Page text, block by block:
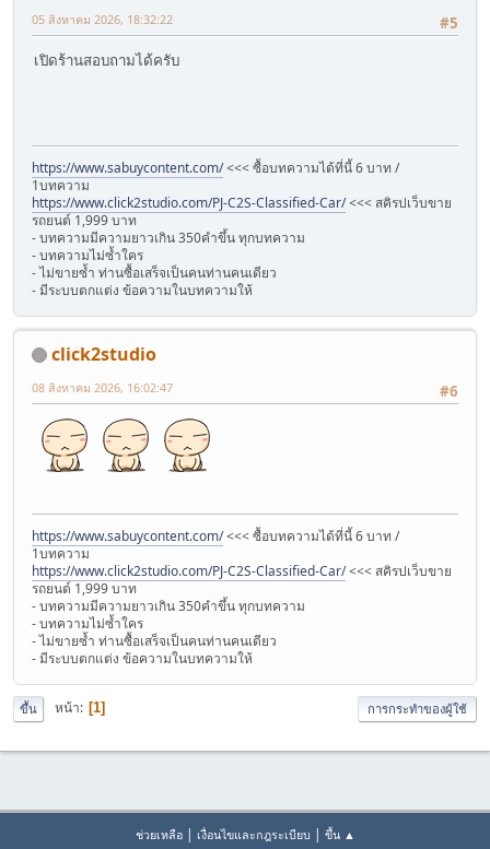
#5
05 สิงหาคม 2026, 18:32:22
เปิดร้านสอบถามได้ครับ
https://www.sabuycontent.com/<<< ซื้อบทความได้ที่นี้ 6 บาท /
1บทความ
https://www.click2studio.com/PJ-C2S-Classified-Car/<<< สคิรปเว็บขาย
รถยนต์ 1,999 บาท
- บทความมีความยาวเกิน 350คำขึ้น ทุกบทความ
- บทความไม่ซ้ำใคร
- ไม่ขายซ้ำ ท่านซื้อเสร็จเป็นคนท่านคนเดียว
- มีระบบตกแต่ง ข้อความในบทความให้
click2studio
#6
08 สิงหาคม 2026, 16:02:47
https://www.sabuycontent.com/<<< ซื้อบทความได้ที่นี้ 6 บาท /
1บทความ
https://www.click2studio.com/PJ-C2S-Classified-Car/<<< สคิรปเว็บขาย
รถยนต์ 1,999 บาท
- บทความมีความยาวเกิน 350คำขึ้น ทุกบทความ
- บทความไม่ซ้ำใคร
- ไม่ขายซ้ำ ท่านซื้อเสร็จเป็นคนท่านคนเดียว
- มีระบบตกแต่ง ข้อความในบทความให้
ขึ้น หน้า 1 การกระทำของผู้ใช้
ช่วยเหลือ| เงื่อนไขและกฎระเบียบ | ขึ้น ▲